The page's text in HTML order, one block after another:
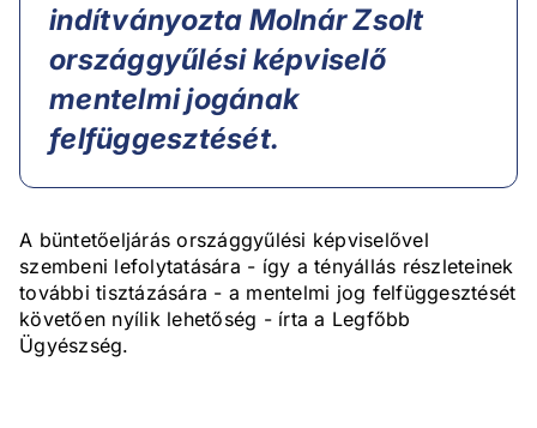
indítványozta Molnár Zsolt
országgyűlési képviselő
mentelmi jogának
felfüggesztését.
A büntetőeljárás országgyűlési képviselővel
szembeni lefolytatására - így a tényállás részleteinek
további tisztázására - a mentelmi jog felfüggesztését
követően nyílik lehetőség - írta a Legfőbb
Ügyészség.